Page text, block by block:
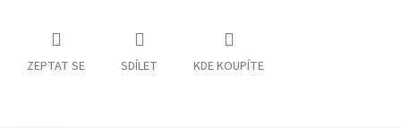
ZEPTAT SE SDÍLET KDE KOUPÍTE